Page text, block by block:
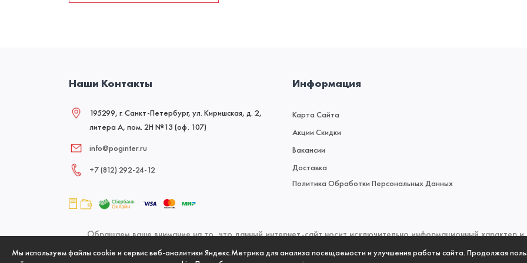
Мы используем файлы cookie и сервис веб-аналитики Яндекс.Метрика для анализа посещаемости и улучшения работы сайта. Продолжая
Наши Контакты
195299, г. Санкт-Петербург, ул. Киришская, д. 2,
литера А, пом. 2Н №13 (оф. 107)
info@poginter.ru
+7 (812) 292‑24‑12
Информация
Карта Сайта
Акции Скидки
Вакансии
Доставка
Политика Обработки Персональных Данных
Обращаем ваше внимание на то, что данный интернет-сайт носит исключительно информационный характер и
офертой, определяемой положениями Статьи 437 (2) Гражданского кодекса Российской Федерации. Для